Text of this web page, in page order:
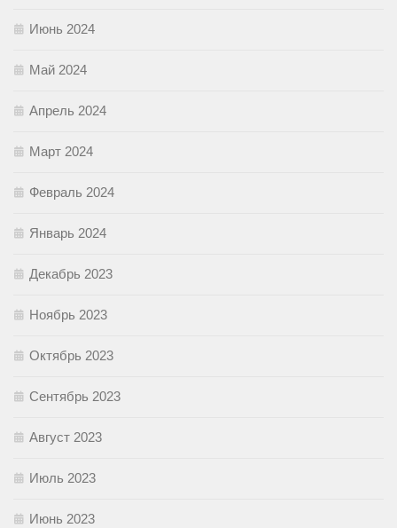
Июнь 2024
Май 2024
Апрель 2024
Март 2024
Февраль 2024
Январь 2024
Декабрь 2023
Ноябрь 2023
Октябрь 2023
Сентябрь 2023
Август 2023
Июль 2023
Июнь 2023